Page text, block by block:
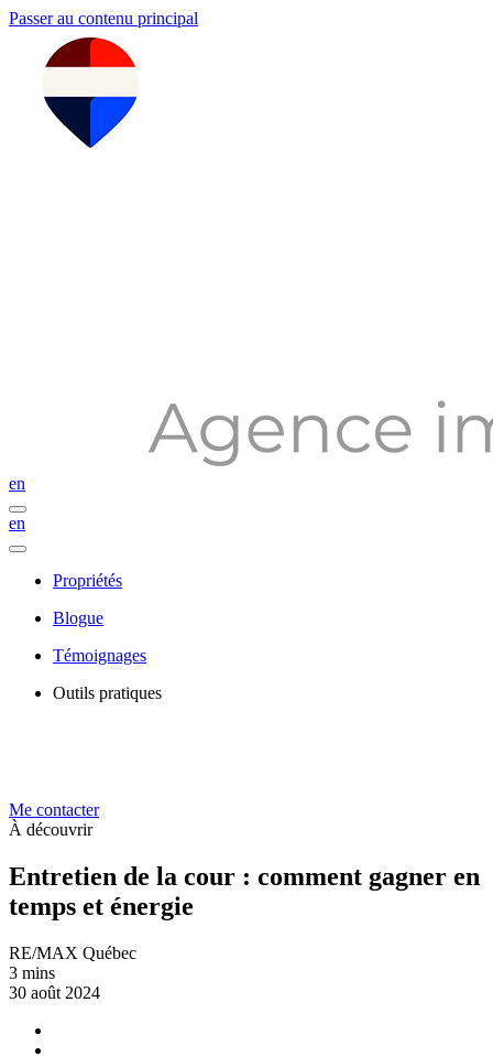
Passer au contenu principal
en
en
Propriétés
Blogue
Témoignages
Outils pratiques
Me contacter
À découvrir
Entretien de la cour : comment gagner en
temps et énergie
RE/MAX Québec
3 mins
30 août 2024